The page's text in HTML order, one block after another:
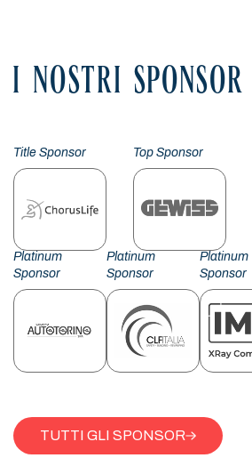
I NOSTRI SPONSOR
Title Sponsor Top Sponsor
Platinum
Sponsor
Platinum
Sponsor
Platinum
Sponsor
TUTTI GLI SPONSOR